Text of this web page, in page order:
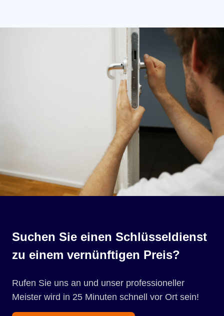
Suchen Sie einen Schlüsseldienst
zu einem vernünftigen Preis?
Rufen Sie uns an und unser professioneller
Meister wird in 25 Minuten schnell vor Ort sein!